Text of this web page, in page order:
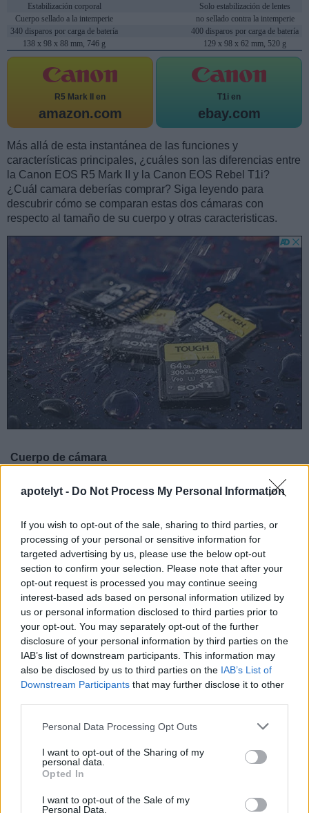
apotelyt - Do Not Process My Personal Information
If you wish to opt-out of the sale, sharing to third parties, or
processing of your personal or sensitive information for
targeted advertising by us, please use the below opt-out
section to confirm your selection. Please note that after your
opt-out request is processed you may continue seeing
interest-based ads based on personal information utilized by
us or personal information disclosed to third parties prior to
your opt-out. You may separately opt-out of the further
disclosure of your personal information by third parties on the
IAB’s list of downstream participants. This information may
also be disclosed by us to third parties on the IAB’s List of
Downstream Participants that may further disclose it to other
Please note that this website/app uses one or more Google
not limited to your visit or usage behaviour. You may click to
grant or deny consent to Google and its third-party tags to
use your data for below specified purposes in below Google
consent section.
Personal Data Processing Opt Outs
I want to opt-out of the Sharing of my
personal data.
Opted In
I want to opt-out of the Sale of my
Personal Data.
Estabilización corporal
Solo estabilización de lentes
Cuerpo sellado a la intemperie
no sellado contra la intemperie
340 disparos por carga de batería
400 disparos por carga de batería
138 x 98 x 88 mm, 746 g
129 x 98 x 62 mm, 520 g
R5 Mark II en
amazon.com
T1i en
ebay.com
Más allá de esta instantánea de las funciones y
características principales, ¿cuáles son las diferencias entre
la Canon EOS R5 Mark II y la Canon EOS Rebel T1i?
¿Cuál camara deberías comprar? Siga leyendo para
descubrir cómo se comparan estas dos cámaras con
respecto al tamaño de su cuerpo y otras caracteristicas.
Cuerpo de cámara
El tamaño físico y el peso de Canon R5 Mark II y Canon T1i
se ilustran en el siguiente gráfico. Las dos cámaras se
están redondeadas al milímetro más cercano.